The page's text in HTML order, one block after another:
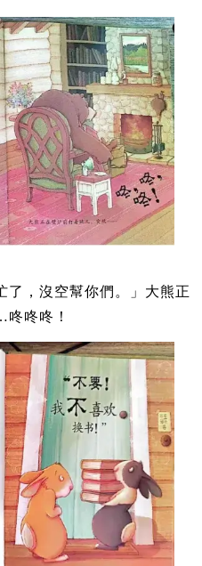
了，沒空幫你們。」大熊正
咚咚！